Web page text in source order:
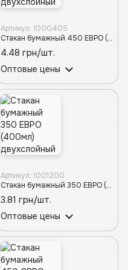
Артикул: 1000405
Стакан бумажный 450 ЕВРО (500мл) двухслойный ЧЕРНЫЙ d-90TP (30шт/480шт)
4.48 грн/шт.
Оптовые цены
Артикул: 1001200
Стакан бумажный 350 ЕВРО (400мл) двухслойный БЕЛЫЙ d-90TP (20шт/640шт)
3.81 грн/шт.
Оптовые цены